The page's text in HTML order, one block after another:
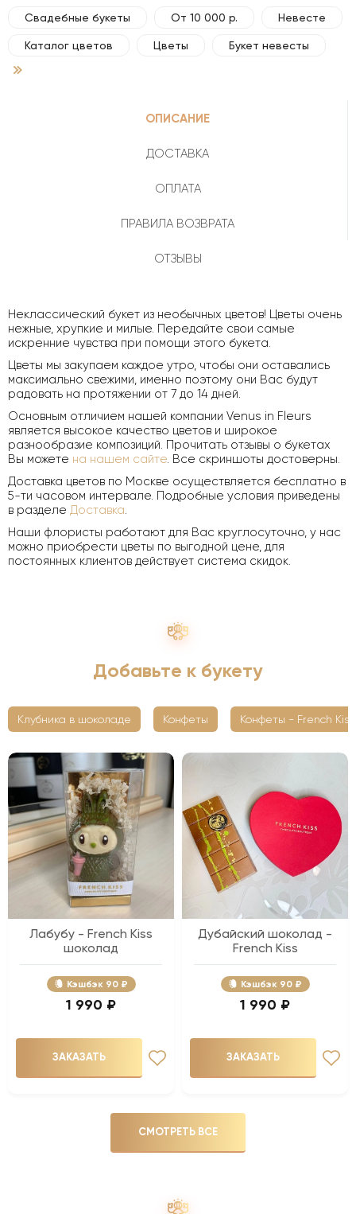
Свадебные букеты От 10 000 р. Невесте
Каталог цветов Цветы Букет невесты
ОПИСАНИЕ
ДОСТАВКА
ОПЛАТА
ПРАВИЛА ВОЗВРАТА
ОТЗЫВЫ
Неклассический букет из необычных цветов! Цветы очень
нежные, хрупкие и милые. Передайте свои самые
искренние чувства при помощи этого букета.
Цветы мы закупаем каждое утро, чтобы они оставались
максимально свежими, именно поэтому они Вас будут
радовать на протяжении от 7 до 14 дней.
Основным отличием нашей компании Venus in Fleurs
является высокое качество цветов и широкое
разнообразие композиций. Прочитать отзывы о букетах
Вы можете на нашем сайте. Все скриншоты достоверны.
Доставка цветов по Москве осуществляется бесплатно в
5-ти часовом интервале. Подробные условия приведены
в разделе Доставка.
Наши флористы работают для Вас круглосуточно, у нас
можно приобрести цветы по выгодной цене, для
постоянных клиентов действует система скидок.
Добавьте к букету
Клубника в шоколаде Конфеты Конфеты - French Kiss
Лабубу - French Kiss
шоколад
Кэшбэк 90 ₽
1 990 ₽
ЗАКАЗАТЬ
Дубайский шоколад -
French Kiss
Кэшбэк 90 ₽
1 990 ₽
ЗАКАЗАТЬ
СМОТРЕТЬ ВСЕ